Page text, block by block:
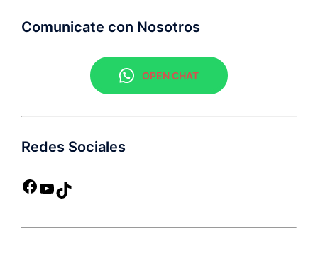
Comunicate con Nosotros
OPEN CHAT
Redes Sociales